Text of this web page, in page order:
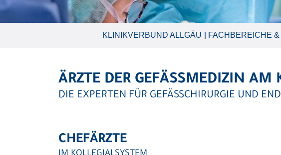
KLINIKVERBUND ALLGÄU FACHBEREICHE
ÄRZTE DER GEFÄSSMEDIZIN
DIE EXPERTEN FÜR GEFÄSSCHIRURGIE UND
CHEFÄRZTE